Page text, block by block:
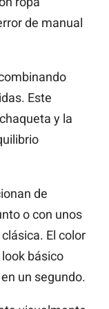
de manual
Este
y la
de
o con unos
El color
básico
un segundo.